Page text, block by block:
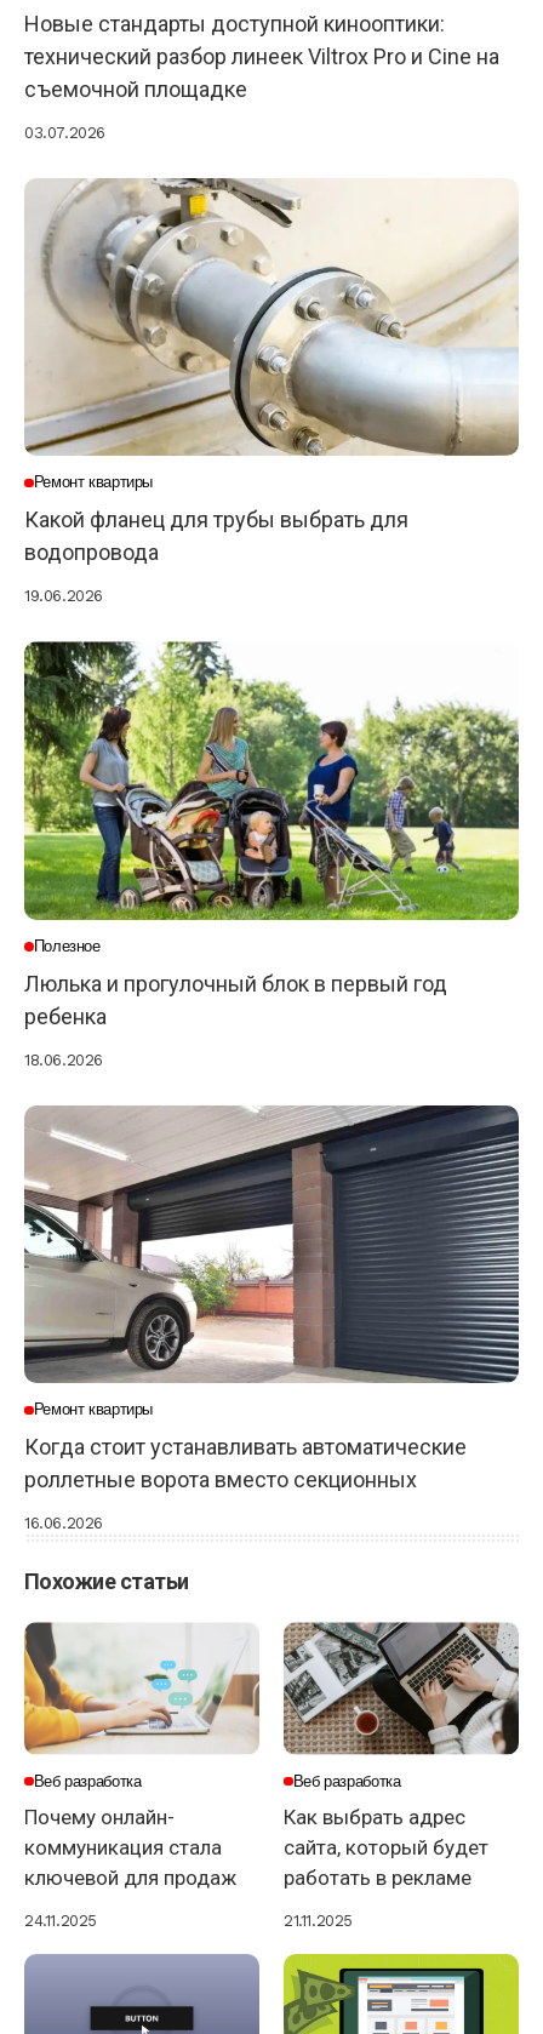
Новые стандарты доступной кинооптики:
технический разбор линеек Viltrox Pro и Cine на
съемочной площадке
03.07.2026
Ремонт квартиры
Какой фланец для трубы выбрать для
водопровода
19.06.2026
Полезное
Люлька и прогулочный блок в первый год
ребенка
18.06.2026
Ремонт квартиры
Когда стоит устанавливать автоматические
роллетные ворота вместо секционных
16.06.2026
Похожие статьи
Веб разработка
Почему онлайн-
коммуникация стала
ключевой для продаж
24.11.2025
Веб разработка
Как выбрать адрес
сайта, который будет
работать в рекламе
21.11.2025